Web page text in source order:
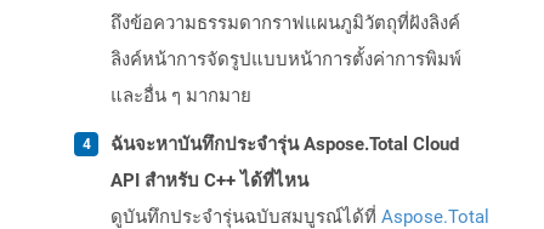
ถึงข้อความธรรมดากราฟแผนภูมิวัตถุที่ฝังลิงค์
ลิงค์หน้าการจัดรูปแบบหน้าการตั้งค่าการพิมพ์
และอื่น ๆ มากมาย
ฉันจะหาบันทึกประจำรุ่น Aspose.Total Cloud
API สำหรับ C++ ได้ที่ไหน
ดูบันทึกประจำรุ่นฉบับสมบูรณ์ได้ที่ Aspose.Total